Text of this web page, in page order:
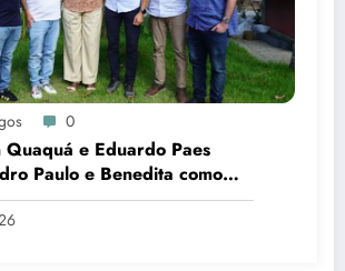
0
Quaquá e Eduardo Paes
Paulo e Benedita como
Senado no Rio